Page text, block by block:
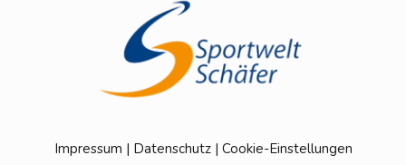
Impressum | Datenschutz| Cookie-Einstellungen